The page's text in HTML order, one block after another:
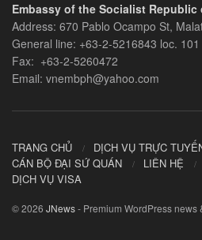
Embassy of the Socialist
Address: 670 Pablo Ocampo St,
General line: +63-2-5216843​​​ loc. 101
Fax: +63-2-5260472​
Email: vnembph@yahoo.com​
TRANG CHỦ DỊCH VỤ TRỰC
CÁN BỘ ĐẠI SỨ QUÁN
LIÊN HỆ
DỊCH VỤ VISA
© 2026 JNews- Premium WordPress news